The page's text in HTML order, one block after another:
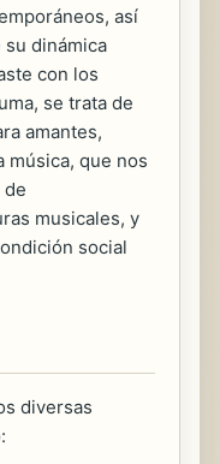
así
dinámica
con los
se trata de
amantes,
música, que nos
musicales, y
social
diversas